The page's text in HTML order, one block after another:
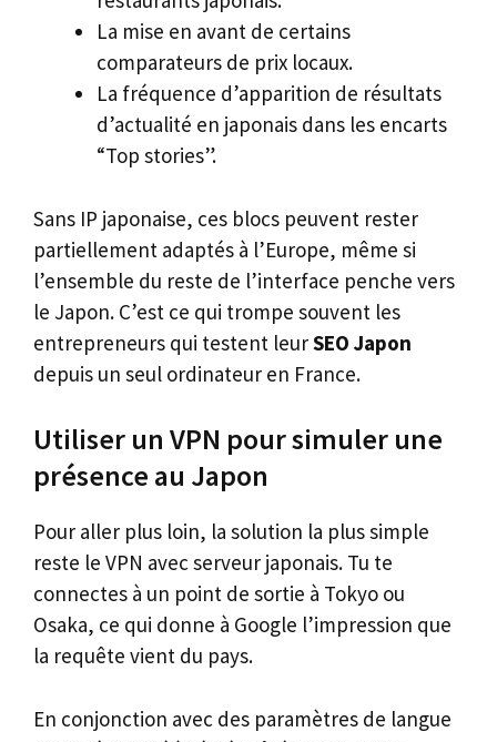
La mise en avant de certains
comparateurs de prix locaux.
La fréquence d’apparition de résultats
d’actualité en japonais dans les encarts
“Top stories”.
Sans IP japonaise, ces blocs peuvent rester
partiellement adaptés à l’Europe, même si
l’ensemble du reste de l’interface penche vers
le Japon. C’est ce qui trompe souvent les
entrepreneurs qui testent leurSEO Japon
depuis un seul ordinateur en France.
Utiliser un VPN pour simuler une
présence au Japon
Pour aller plus loin, la solution la plus simple
reste le VPN avec serveur japonais. Tu te
connectes à un point de sortie à Tokyo ou
Osaka, ce qui donne à Google l’impression que
la requête vient du pays.
En conjonction avec des paramètres de langue